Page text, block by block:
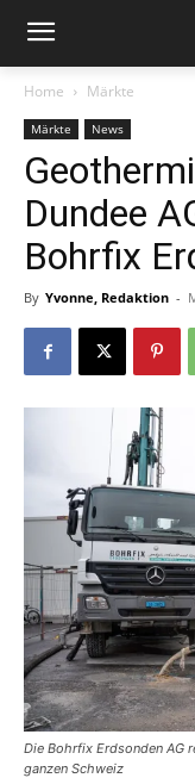
Home Märkte
Märkte News
Dundee
Bohrfix
By Yvonne, Redaktion -
Die Bohrfix Erdsonden AG
ganzen Schweiz